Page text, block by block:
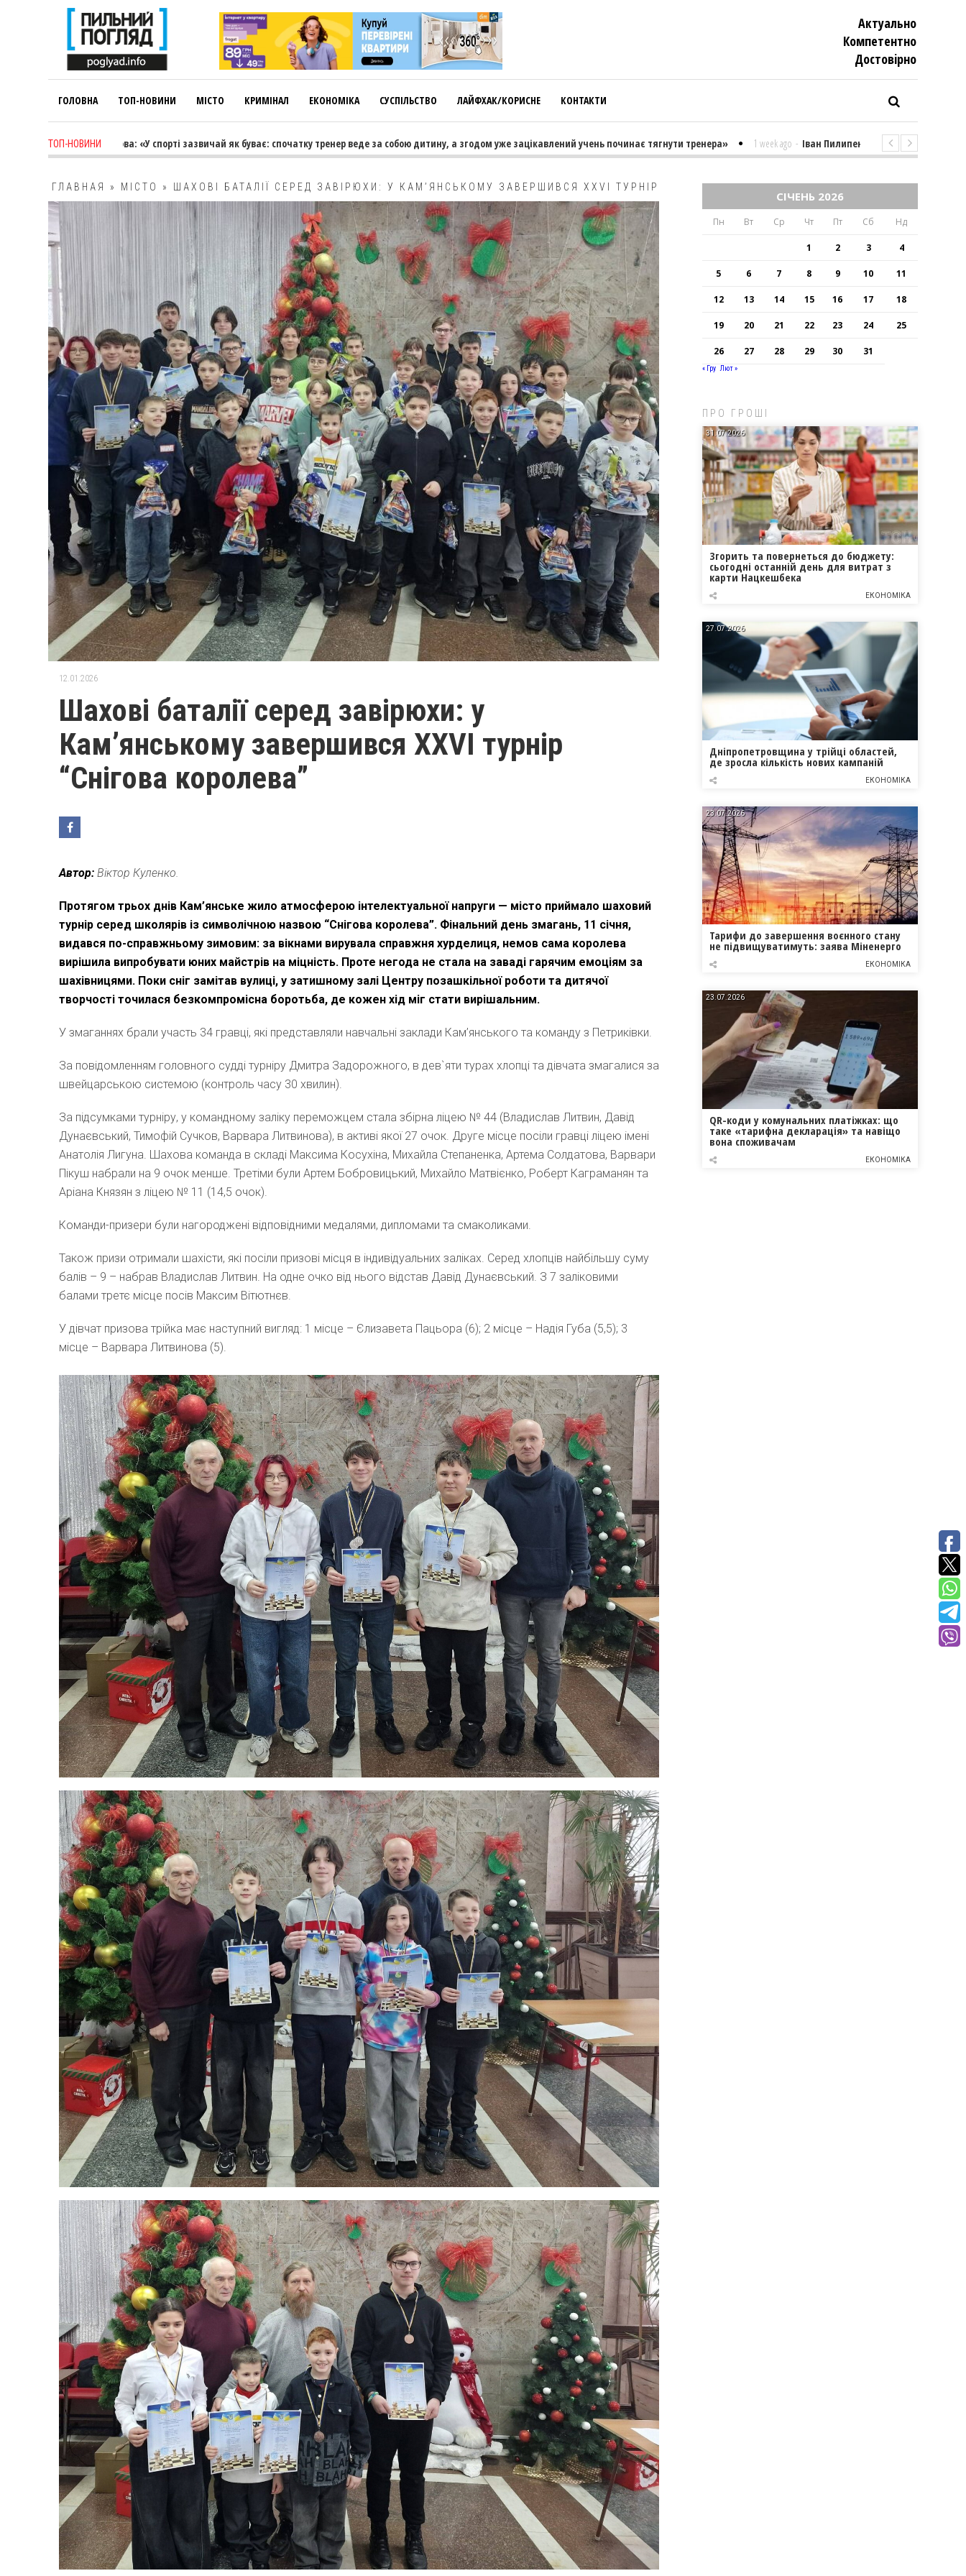
Актуально
Компетентно
Достовiрно
ГОЛОВНА ТОП-НОВИНИ МІСТО КРИМІНАЛ ЕКОНОМІКА СУСПІЛЬСТВО ЛАЙФХАК/КОРИСНЕ КОНТАКТИ
ТОП-НОВИНИ
Лариса Коновалова: «У спорті зазвичай як буває: спочатку тренер веде за собою дитину, а згодом уже зацікавлений учень починає тягнути тренера» 1 week ago - Іван Пилипенко «Найважчими є суто
ГЛАВНАЯ » МІСТО » ШАХОВІ БАТАЛІЇ СЕРЕД ЗАВІРЮХИ: У КАМ’ЯНСЬКОМУ ЗАВЕРШИВСЯ XXVI ТУРНІР
12.01.2026
Шахові баталії серед завірюхи: у
Кам’янському завершився XXVI турнір
“Снігова королева”
Автор: Віктор Куленко.
Протягом трьох днів Кам’янське жило атмосферою інтелектуальної напруги — місто приймало шаховий
турнір серед школярів із символічною назвою “Снігова королева”. Фінальний день змагань, 11 січня,
видався по-справжньому зимовим: за вікнами вирувала справжня хурделиця, немов сама королева
вирішила випробувати юних майстрів на міцність. Проте негода не стала на заваді гарячим емоціям за
шахівницями. Поки сніг замітав вулиці, у затишному залі Центру позашкільної роботи та дитячої
творчості точилася безкомпромісна боротьба, де кожен хід міг стати вирішальним.
У змаганнях брали участь 34 гравці, які представляли навчальні заклади Кам’янського та команду з Петриківки.
За повідомленням головного судді турніру Дмитра Задорожного, в дев`яти турах хлопці та дівчата змагалися за
швейцарською системою (контроль часу 30 хвилин).
За підсумками турніру, у командному заліку переможцем стала збірна ліцею № 44 (Владислав Литвин, Давід
Дунаєвський, Тимофій Сучков, Варвара Литвинова), в активі якої 27 очок. Друге місце посіли гравці ліцею імені
Анатолія Лигуна. Шахова команда в складі Максима Косухіна, Михайла Степаненка, Артема Солдатова, Варвари
Пікуш набрали на 9 очок менше. Третіми були Артем Бобровицький, Михайло Матвієнко, Роберт Каграманян та
Аріана Князян з ліцею № 11 (14,5 очок).
Команди-призери були нагороджені відповідними медалями, дипломами та смаколиками.
Також призи отримали шахісти, які посіли призові місця в індивідуальних заліках. Серед хлопців найбільшу суму
балів – 9 – набрав Владислав Литвин. На одне очко від нього відстав Давід Дунаєвський. З 7 заліковими
балами третє місце посів Максим Вітютнєв.
У дівчат призова трійка має наступний вигляд: 1 місце – Єлизавета Пацьора (6); 2 місце – Надія Губа (5,5); 3
місце – Варвара Литвинова (5).
СІЧЕНЬ 2026
Пн Вт Ср Чт Пт Сб Нд
1 2 3 4
5 6 7 8 9 10 11
12 13 14 15 16 17 18
19 20 21 22 23 24 25
26 27 28 29 30 31
« Гру Лют »
ПРО ГРОШІ
31.07.2026
Згорить та повернеться до бюджету:
сьогодні останній день для витрат з
карти Нацкешбека
ЕКОНОМІКА
27.07.2026
Дніпропетровщина у трійці областей,
де зросла кількість нових кампаній
ЕКОНОМІКА
23.07.2026
Тарифи до завершення воєнного стану
не підвищуватимуть: заява Міненерго
ЕКОНОМІКА
23.07.2026
QR-коди у комунальних платіжках: що
таке «тарифна декларація» та навіщо
вона споживачам
ЕКОНОМІКА